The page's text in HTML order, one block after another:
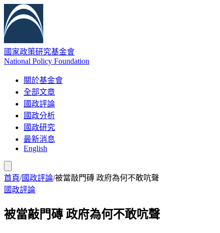
國家政策研究基金會
National Policy Foundation
關於基金會
全部文章
國政評論
國政分析
國政研究
最新消息
English
首頁/國政評論/被當敲門磚 政府為何不敢吭聲
國政評論
被當敲門磚 政府為何不敢吭聲